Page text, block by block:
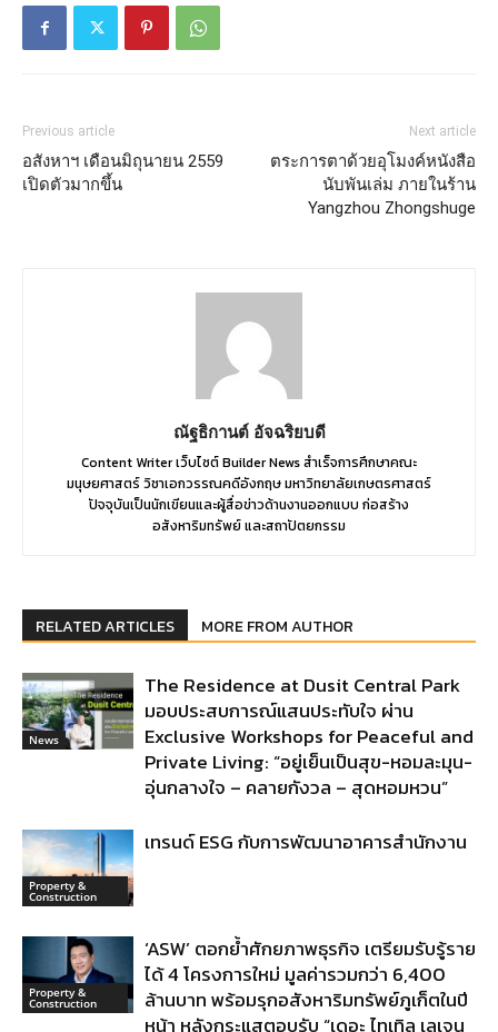
Previous article
อสังหาฯ เดือนมิถุนายน 2559
เปิดตัวมากขึ้น
Next article
ตระการตาด้วยอุโมงค์หนังสือ
นับพันเล่ม ภายในร้าน
Yangzhou Zhongshuge
ณัฐธิกานต์ อัจฉริยบดี
Content Writer เว็บไซต์ Builder News สำเร็จการศึกษาคณะ
มนุษยศาสตร์ วิชาเอกวรรณคดีอังกฤษ มหาวิทยาลัยเกษตรศาสตร์
ปัจจุบันเป็นนักเขียนและผู้สื่อข่าวด้านงานออกแบบ ก่อสร้าง
อสังหาริมทรัพย์ และสถาปัตยกรรม
RELATED ARTICLES MORE FROM AUTHOR
News
The Residence at Dusit Central Park
มอบประสบการณ์แสนประทับใจ ผ่าน
Exclusive Workshops for Peaceful and
Private Living: “อยู่เย็นเป็นสุข-หอมละมุน-
อุ่นกลางใจ – คลายกังวล – สุดหอมหวน”
Property &
Construction
เทรนด์ ESG กับการพัฒนาอาคารสำนักงาน
Property &
Construction
‘ASW’ ตอกย้ำศักยภาพธุรกิจ เตรียมรับรู้ราย
ได้ 4 โครงการใหม่ มูลค่ารวมกว่า 6,400
ล้านบาท พร้อมรุกอสังหาริมทรัพย์ภูเก็ตในปี
หน้า หลังกระแสตอบรับ “เดอะ ไทเทิล เลเจน